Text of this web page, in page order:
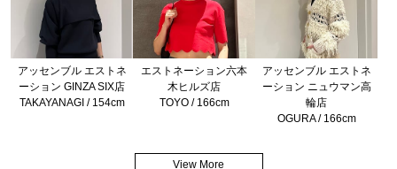
アッセンブル エストネ
ーション GINZA SIX店
TAKAYANAGI / 154cm
エストネーション六本
木ヒルズ店
TOYO / 166cm
アッセンブル エストネ
ーション ニュウマン高
輪店
OGURA / 166cm
View More